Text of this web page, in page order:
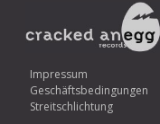
Impressum
Geschäftsbedingungen
Streitschlichtung